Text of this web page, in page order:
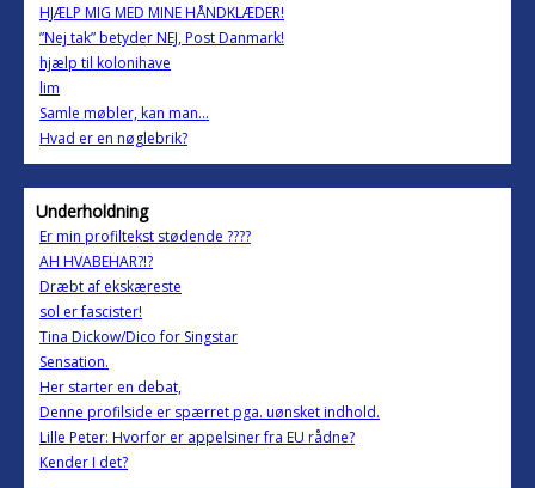
HJÆLP MIG MED MINE HÅNDKLÆDER!
”Nej tak” betyder NEJ, Post Danmark!
hjælp til kolonihave
lim
Samle møbler, kan man...
Hvad er en nøglebrik?
Underholdning
Er min profiltekst stødende ????
AH HVABEHAR?!?
Dræbt af ekskæreste
sol er fascister!
Tina Dickow/Dico for Singstar
Sensation.
Her starter en debat,
Denne profilside er spærret pga. uønsket indhold.
Lille Peter: Hvorfor er appelsiner fra EU rådne?
Kender I det?